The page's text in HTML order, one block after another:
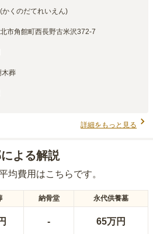
かくのだてれいえん)
市角館町西長野古米沢372-7
木葬
詳細をもっと見る
よる解説
均費用はこちらです。
納骨堂 永代供養墓
- 65万円